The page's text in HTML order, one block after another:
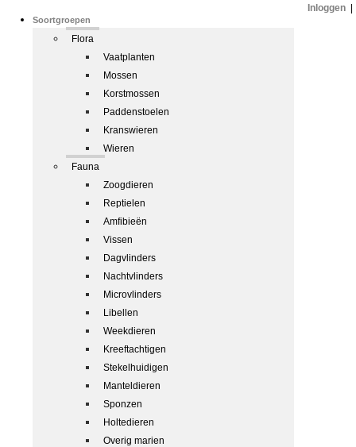
Soortgroepen
Flora
Vaatplanten
Mossen
Korstmossen
Paddenstoelen
Kranswieren
Wieren
Fauna
Zoogdieren
Reptielen
Amfibieën
Vissen
Dagvlinders
Nachtvlinders
Microvlinders
Libellen
Weekdieren
Kreeftachtigen
Stekelhuidigen
Manteldieren
Sponzen
Holtedieren
Overig marien
Inloggen